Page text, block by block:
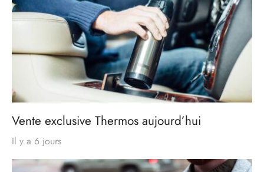
Vente exclusive Thermos aujourd’hui
Il y a 6 jours